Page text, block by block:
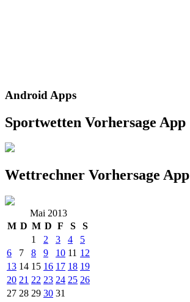
Android Apps
Sportwetten Vorhersage App
Wettrechner Vorhersage App
Mai 2013
M D M D F S S
1 2 3 4
5
6
7 8 9 10 11 12
13 14 15 16 17 18 19
20 21 22 23 24 25 26
27 28 29 30 31